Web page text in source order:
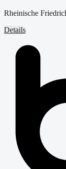
Rheinische
Details